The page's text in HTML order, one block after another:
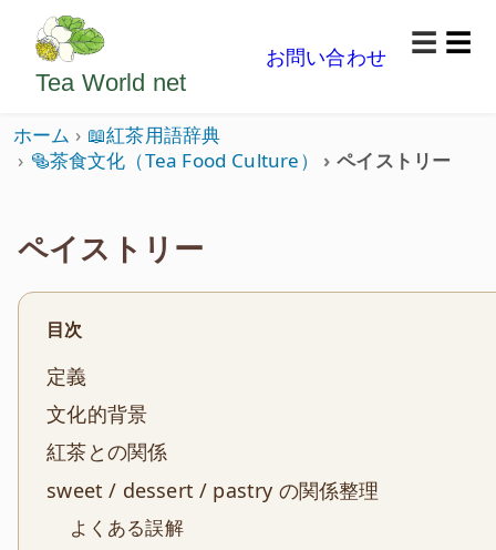
ようこそいらっしゃいました。どうぞごゆっくり楽
Tea World net
お問い合わせ
☰
ホーム
📖紅茶用語辞典
🥯茶食文化（Tea Food Culture）
ペイストリー
ペイストリー
目次
定義
文化的背景
紅茶との関係
sweet / dessert / pastry の関係整理
よくある誤解